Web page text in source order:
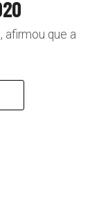
afirmou que a